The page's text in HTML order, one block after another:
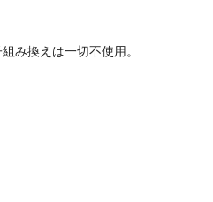
み換えは一切不使用。